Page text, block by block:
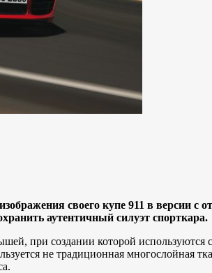
своего купе 911 в версии
аутентичный силуэт спорткара.
при создании которой
не традиционная многослойная